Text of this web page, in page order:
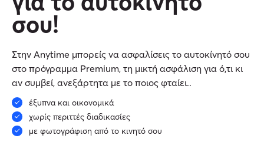
σου!
Στην Anytime μπορείς να ασφαλίσεις το αυτοκίνητό σου
στο πρόγραμμα Premium, τη μικτή ασφάλιση για ό,τι κι
αν συμβεί, ανεξάρτητα με το ποιος φταίει..
έξυπνα και οικονομικά
χωρίς περιττές διαδικασίες
με φωτογράφιση από το κινητό σου